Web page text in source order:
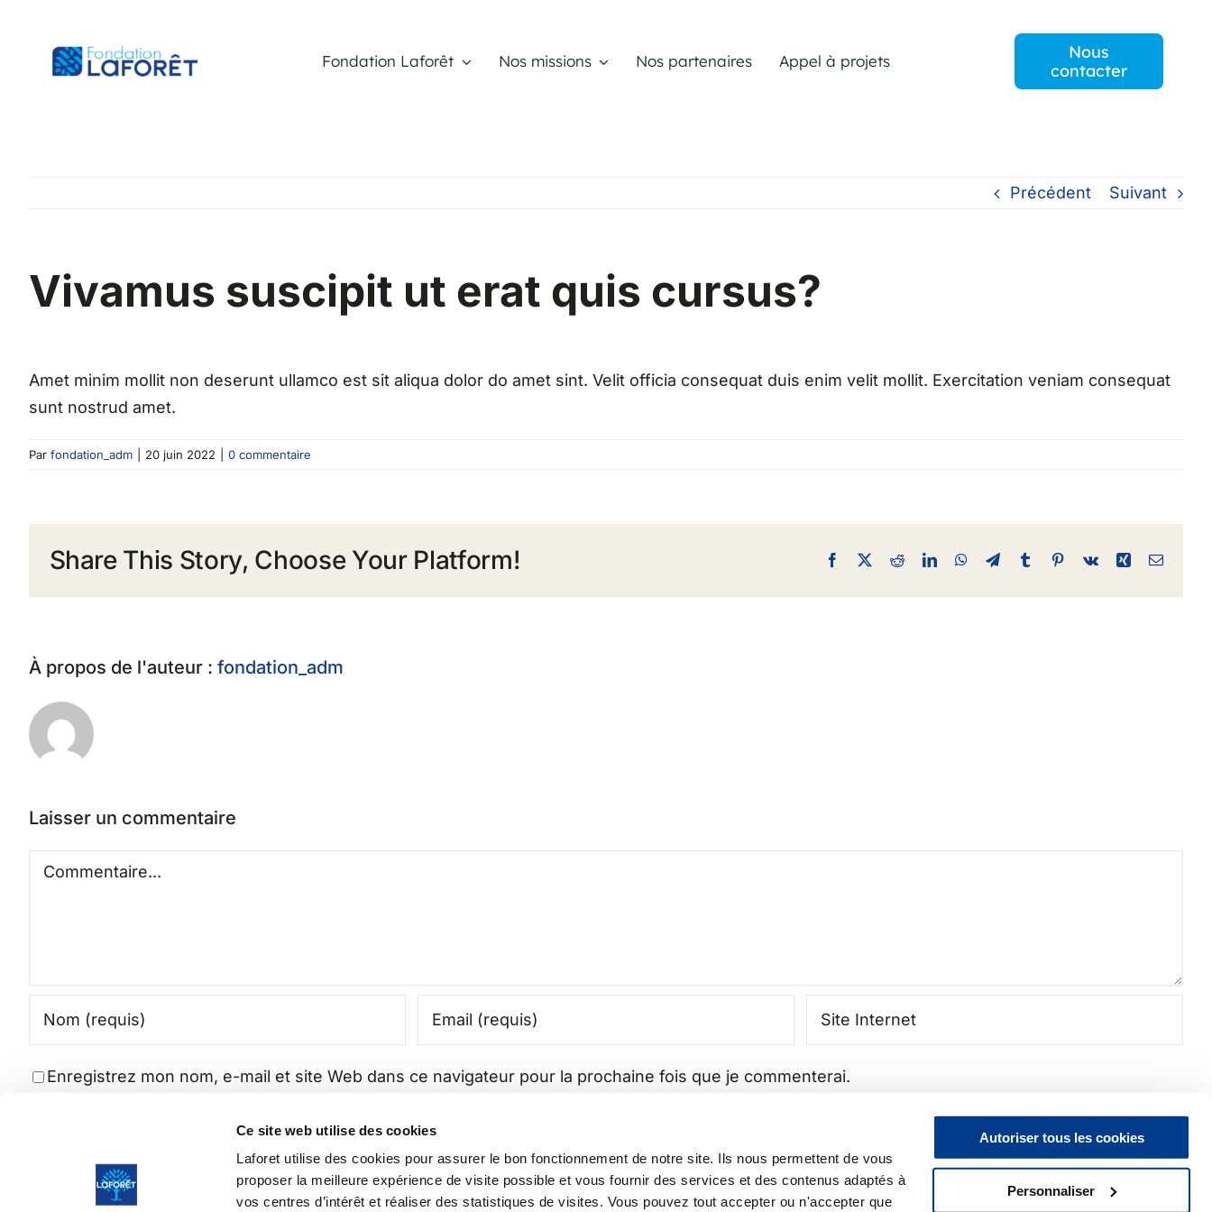
Ce site web utilise des cookies
Laforet utilise des cookies pour assurer le bon fonctionnement de notre site. Ils nous permettent de vous
proposer la meilleure expérience de visite possible et vous fournir des services et des contenus adaptés à
vos centres d’intérêt et réaliser des statistiques de visites. Vous pouvez tout accepter ou n'accepter que
Autoriser tous les cookies
Personnaliser
contenu
Fondation Laforêt Nos missions Nos partenaires Appel à projets
Nous
contacter
Précédent Suivant
Vivamus suscipit ut erat quis cursus?
Amet minim mollit non deserunt ullamco est sit aliqua dolor do amet sint. Velit officia consequat duis enim velit mollit. Exercitation veniam consequat
sunt nostrud amet.
Par fondation_adm 20 juin 2022 0 commentaire
Share This Story, Choose Your Platform! Facebook
X RedditLinkedInWhatsApp
TelegramTumblrPinterest
Vk Xing Email
À propos de l'auteur : fondation_adm
Laisser un commentaire
Commentaire
Enregistrez mon nom, e-mail et site Web dans ce navigateur pour la prochaine fois que je commenterai.